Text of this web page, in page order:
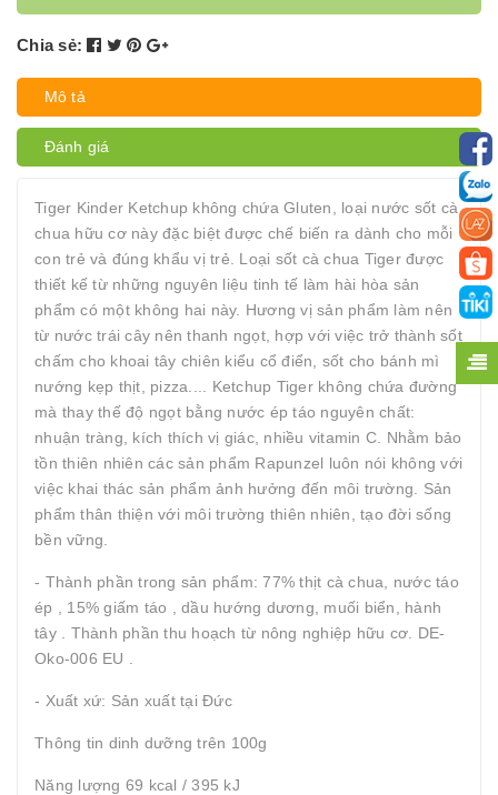
Chia sẻ:
Mô tả
Đánh giá
Tiger Kinder Ketchup không chứa Gluten, loại nước sốt cà
chua hữu cơ này đặc biệt được chế biến ra dành cho mỗi
con trẻ và đúng khẩu vị trẻ. Loại sốt cà chua Tiger được
thiết kế từ những nguyên liệu tinh tế làm hài hòa sản
phẩm có một không hai này. Hương vị sản phẩm làm nên
từ nước trái cây nên thanh ngọt, hợp với việc trở thành sốt
chấm cho khoai tây chiên kiểu cổ điển, sốt cho bánh mì
nướng kẹp thịt, pizza.... Ketchup Tiger không chứa đường
mà thay thế độ ngọt bằng nước ép táo nguyên chất:
nhuận tràng, kích thích vị giác, nhiều vitamin C. Nhằm bảo
tồn thiên nhiên các sản phẩm Rapunzel luôn nói không với
việc khai thác sản phẩm ảnh hưởng đến môi trường. Sản
phẩm thân thiện với môi trường thiên nhiên, tạo đời sống
bền vững.
- Thành phần trong sản phẩm: 77% thịt cà chua, nước táo
ép , 15% giấm táo , dầu hướng dương, muối biển, hành
tây . Thành phần thu hoạch từ nông nghiệp hữu cơ. DE-
Oko-006 EU .
- Xuất xứ: Sản xuất tại Đức
Thông tin dinh dưỡng trên 100g
Năng lượng 69 kcal / 395 kJ